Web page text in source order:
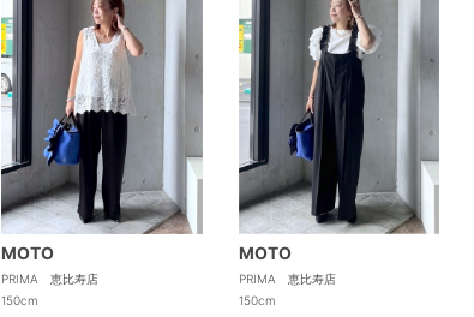
MOTO
PRIMA 恵比寿店
150cm
MOTO
PRIMA 恵比寿店
150cm